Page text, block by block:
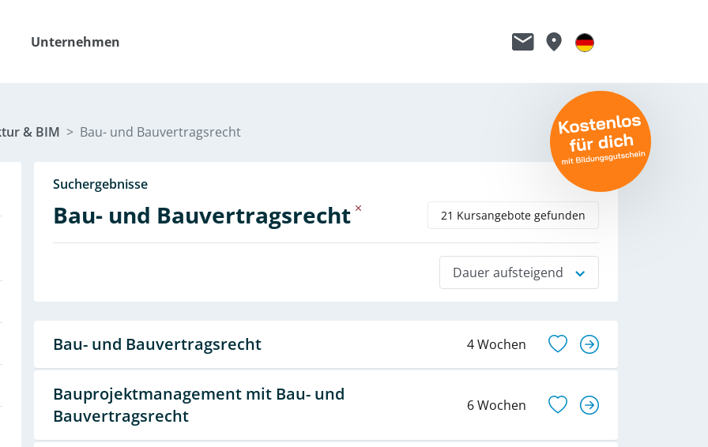
Unternehmen
& BIM Bau- und Bauvertragsrecht
Suchergebnisse
Bau- und Bauvertragsrecht 21 Kursangebote gefunden
Dauer aufsteigend
Bau- und Bauvertragsrecht 4 Wochen
Bauprojektmanagement mit Bau- und
Bauvertragsrecht
6 Wochen